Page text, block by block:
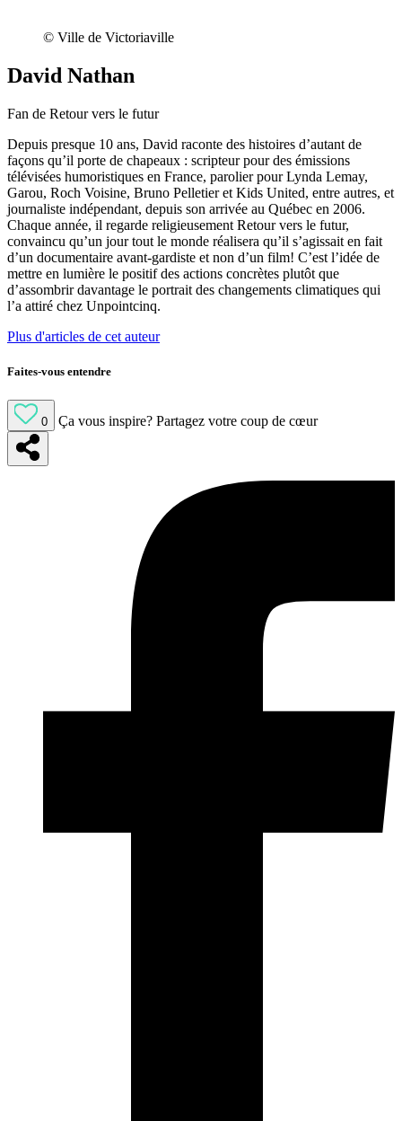
© Ville de Victoriaville
David Nathan
Fan de Retour vers le futur
Depuis presque 10 ans, David raconte des histoires d’autant de
façons qu’il porte de chapeaux : scripteur pour des émissions
télévisées humoristiques en France, parolier pour Lynda Lemay,
Garou, Roch Voisine, Bruno Pelletier et Kids United, entre autres, et
journaliste indépendant, depuis son arrivée au Québec en 2006.
Chaque année, il regarde religieusement Retour vers le futur,
convaincu qu’un jour tout le monde réalisera qu’il s’agissait en fait
d’un documentaire avant-gardiste et non d’un film! C’est l’idée de
mettre en lumière le positif des actions concrètes plutôt que
d’assombrir davantage le portrait des changements climatiques qui
l’a attiré chez Unpointcinq.
Plus d'articles de cet auteur
Faites-vous entendre
0 Ça vous inspire? Partagez votre coup de cœur